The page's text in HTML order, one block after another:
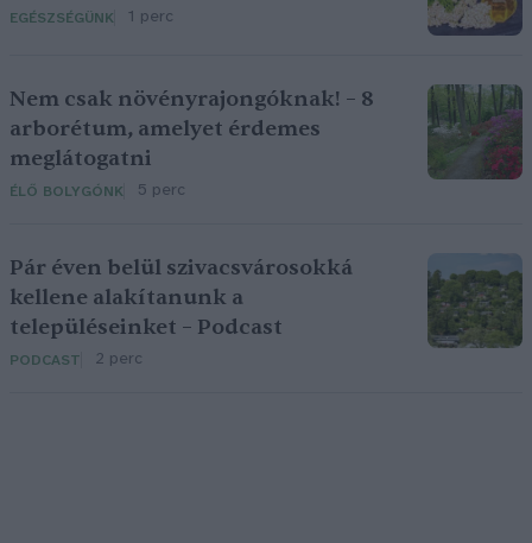
EGÉSZSÉGÜNK 1 perc
Nem csak növényrajongóknak! – 8
arborétum, amelyet érdemes
meglátogatni
ÉLŐ BOLYGÓNK 5 perc
Pár éven belül szivacsvárosokká
kellene alakítanunk a
településeinket – Podcast
PODCAST 2 perc